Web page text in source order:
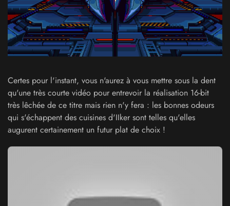
Certes pour l'instant, vous n'aurez à vous mettre sous la dent
qu'une très courte vidéo pour entrevoir la réalisation 16-bit
très lêchée de ce titre mais rien n'y fera : les bonnes odeurs
qui s'échappent des cuisines d'IIker sont telles qu'elles
augurent certainement un futur plat de choix !